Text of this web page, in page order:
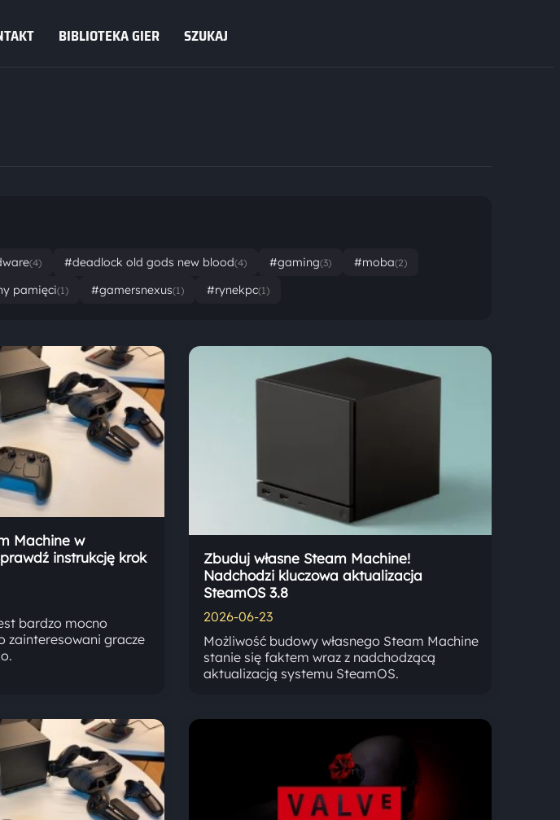
BIBLIOTEKA GIER SZUKAJ
(4) #deadlock old gods new blood(4) #gaming(3) #moba(2)
pamięci(1) #gamersnexus(1) #rynekpc(1)
Machine w
instrukcję krok
bardzo mocno
zainteresowani gracze
Zbuduj własne Steam Machine!
Nadchodzi kluczowa aktualizacja
SteamOS 3.8
2026-06-23
Możliwość budowy własnego Steam Machine
stanie się faktem wraz z nadchodzącą
aktualizacją systemu SteamOS.